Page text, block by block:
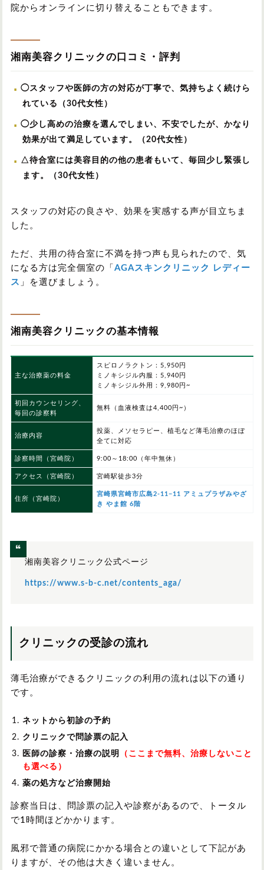
院からオンラインに切り替えることもできます。
湘南美容クリニックの口コミ・評判
◯スタッフや医師の方の対応が丁寧で、気持ちよく続けら
れている（30代女性）
◯少し高めの治療を選んでしまい、不安でしたが、かなり
効果が出て満足しています。（20代女性）
△待合室には美容目的の他の患者もいて、毎回少し緊張し
ます。（30代女性）
スタッフの対応の良さや、効果を実感する声が目立ちま
した。
ただ、共用の待合室に不満を持つ声も見られたので、気
になる方は完全個室の「 AGAスキンクリニック レディー
ス 」を選びましょう。
湘南美容クリニックの基本情報
主な治療薬の料金
スピロノラクトン：5,950円
ミノキシジル内服：5,940円
ミノキシジル外用：9,980円~
初回カウンセリング、
毎回の診察料
無料（血液検査は4,400円~）
治療内容
投薬、メソセラピー、植毛など薄毛治療のほぼ
全てに対応
診察時間 （宮崎院） 9:00～18:00（年中無休）
アクセス（宮崎院） 宮崎駅徒歩3分
住所（宮崎院）
宮崎県宮崎市広島2-11−11 アミュプラザみやざ
き やま館 6階
湘南美容クリニック公式ページ
https://www.s-b-c.net/contents_aga/
クリニックの受診の流れ
薄毛治療ができるクリニックの利用の流れは以下の通り
です。
ネットから初診の予約
クリニックで問診票の記入
医師の診察・治療の説明
（ここまで無料、治療しないこと
も選べる）
薬の処方など治療開始
診察当日は、問診票の記入や診察があるので、トータル
で1時間ほどかかります。
風邪で普通の病院にかかる場合との違いとして下記があ
りますが、その他は大きく違いません。